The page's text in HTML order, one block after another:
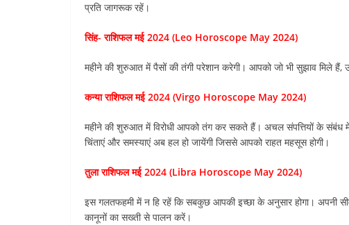
प्रति जागरूक रहें।
सिंह- राशिफल मई 2024 (Leo Horoscope May 2024)
महीने की शुरुआत में पैसों की तंगी परेशान करेगी। आपको जो भी सुझाव मिले हैं,
कन्या राशिफल मई 2024 (Virgo Horoscope May 2024)
महीने की शुरुआत में विरोधी आपको तंग कर सकते हैं। अचल संपत्तियों के संबंध
चिंताएं और समस्याएं अब हल हो जायेंगी जिससे आपको राहत महसूस होगी।
तुला राशिफल मई 2024 (Libra Horoscope May 2024)
इस गलतफहमी में न हि रहें कि सबकुछ आपकी इच्छा के अनुसार होगा। अपनी
कानूनों का सख्ती से पालन करें।